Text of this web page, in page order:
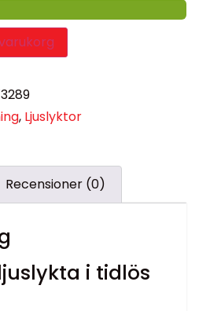
, Ljuslyktor
Recensioner (0)
i tidlös